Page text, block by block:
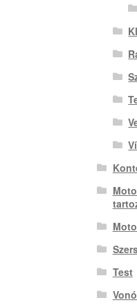
Test